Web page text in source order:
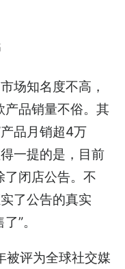
场知名度不高，
产品销量不俗。其
品月销超4万
一提的是，目前
了闭店公告。不
了公告的真实
”。
被评为全球社交媒